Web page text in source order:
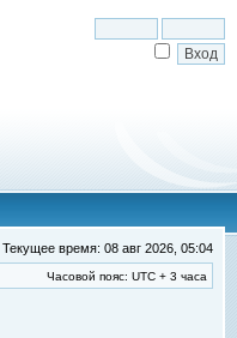
Текущее время: 08 авг 2026, 05:04
Часовой пояс: UTC + 3 часа